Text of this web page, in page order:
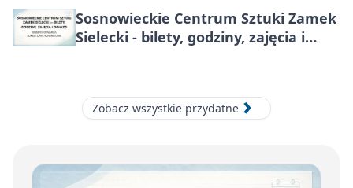
Sosnowieckie Centrum Sztuki Zamek
Sielecki - bilety, godziny, zajęcia i
Zobacz wszystkie przydatne